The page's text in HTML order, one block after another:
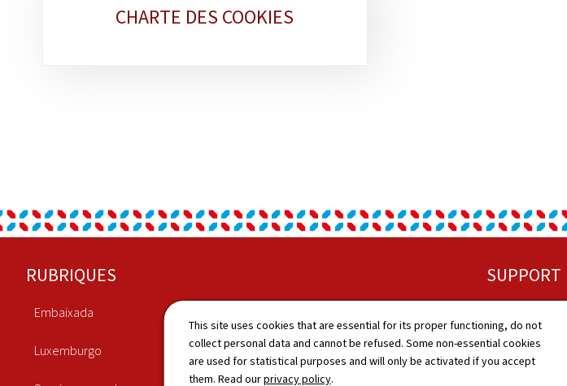
This site uses cookies that are essential for its proper functioning, do not
collect personal data and cannot be refused. Some non-essential cookies
are used for statistical purposes and will only be activated if you accept
them. Read ourprivacy policy.
CHARTE DES COOKIES
Footer
RUBRIQUES
Embaixada
Luxemburgo Cultura
SUPPORT
Sobre este site